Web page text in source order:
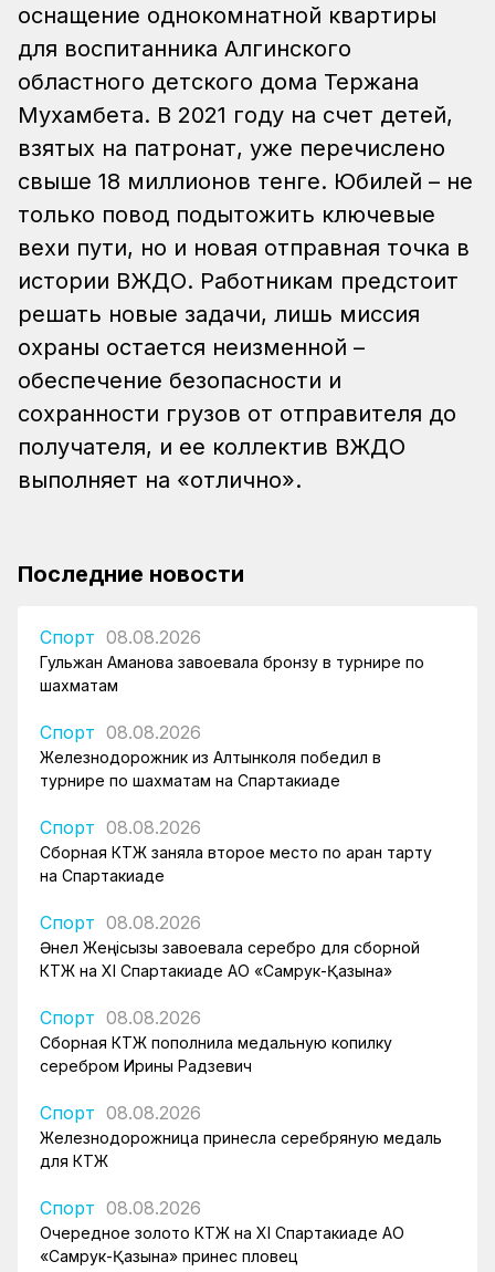
оснащение однокомнатной квартиры
для воспитанника Алгинского
областного детского дома Тержана
Мухамбета. В 2021 году на счет детей,
взятых на патронат, уже перечислено
свыше 18 миллионов тенге. Юбилей – не
только повод подытожить ключевые
вехи пути, но и новая отправная точка в
истории ВЖДО. Работникам предстоит
решать новые задачи, лишь миссия
охраны остается неизменной –
обеспечение безопасности и
сохранности грузов от отправителя до
получателя, и ее коллектив ВЖДО
выполняет на «отлично».
Последние новости
Спорт 08.08.2026
Гульжан Аманова завоевала бронзу в турнире по
шахматам
Спорт 08.08.2026
Железнодорожник из Алтынколя победил в
турнире по шахматам на Спартакиаде
Спорт 08.08.2026
Сборная КТЖ заняла второе место по арқан тарту
на Спартакиаде
Спорт 08.08.2026
Әнел Жеңісқызы завоевала серебро для сборной
КТЖ на XI Спартакиаде АО «Самрук-Қазына»
Спорт 08.08.2026
Сборная КТЖ пополнила медальную копилку
серебром Ирины Радзевич
Спорт 08.08.2026
Железнодорожница принесла серебряную медаль
для КТЖ
Спорт 08.08.2026
Очередное золото КТЖ на XI Спартакиаде АО
«Самрук-Қазына» принес пловец